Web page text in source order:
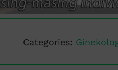
Categories: